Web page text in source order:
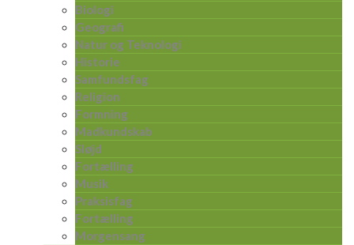
Biologi
Geografi
Natur og Teknologi
Historie
Samfundsfag
Religion
Formning
Madkundskab
Sløjd
Fortælling
Musik
Praksisfag
Fortælling
Morgensang